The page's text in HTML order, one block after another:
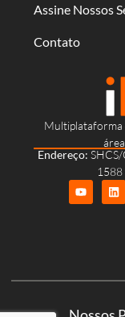
Multiplataforma
Endereço:
1588
Assine Nossos
Contato